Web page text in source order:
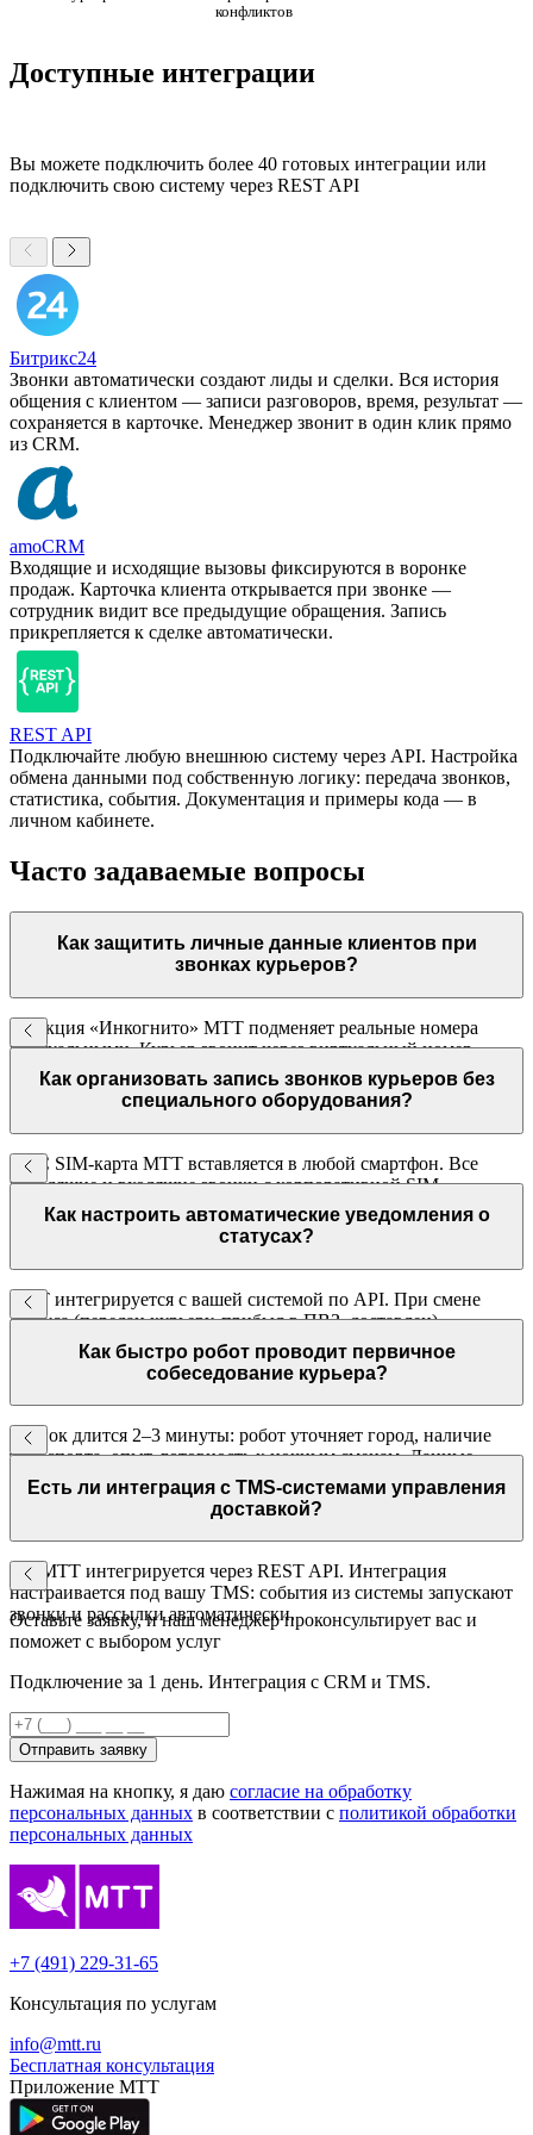
конфликтов
Доступные интеграции
Вы можете подключить более 40 готовых интеграции или
подключить свою систему через REST API
Битрикс24
Звонки автоматически создают лиды и сделки. Вся история
общения с клиентом — записи разговоров, время, результат —
сохраняется в карточке. Менеджер звонит в один клик прямо
из CRM.
amoCRM
Входящие и исходящие вызовы фиксируются в воронке
продаж. Карточка клиента открывается при звонке —
сотрудник видит все предыдущие обращения. Запись
прикрепляется к сделке автоматически.
REST API
Подключайте любую внешнюю систему через API. Настройка
обмена данными под собственную логику: передача звонков,
статистика, события. Документация и примеры кода — в
личном кабинете.
Часто задаваемые вопросы
Как защитить личные данные клиентов при
звонках курьеров?
Функция «Инкогнито» МТТ подменяет реальные номера
виртуальными. Курьер звонит через виртуальный номер —
клиент видит его и не получает личный контакт курьера.
Как организовать запись звонков курьеров без
специального оборудования?
FMC SIM-карта МТТ вставляется в любой смартфон. Все
исходящие и входящие звонки с корпоративной SIM
автоматически записываются и хранятся в личном кабинете.
Как настроить автоматические уведомления о
статусах?
МТТ интегрируется с вашей системой по API. При смене
статуса (передан курьеру, прибыл в ПВЗ, доставлен)
автоматически запускается уведомление — голос или SMS.
Как быстро робот проводит первичное
собеседование курьера?
Звонок длится 2–3 минуты: робот уточняет город, наличие
транспорта, опыт, готовность к ночным сменам. Данные
передаются в HR-базу. Кандидат получает ответ немедленно.
Есть ли интеграция с TMS-системами управления
доставкой?
Да, МТТ интегрируется через REST API. Интеграция
настраивается под вашу TMS: события из системы запускают
звонки и рассылки автоматически.
Оставьте заявку, и наш менеджер проконсультирует вас и
поможет с выбором услуг
Подключение за 1 день. Интеграция с CRM и TMS.
Отправить заявку
Нажимая на кнопку, я даю согласие на обработку
персональных данных в соответствии с политикой обработки
персональных данных
+7 (491) 229-31-65
Консультация по услугам
info@mtt.ru
Бесплатная консультация
Приложение МТТ